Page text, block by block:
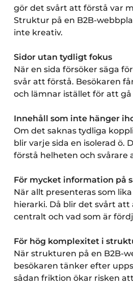
gör det svårt att förstå var
Struktur på en B2B-
inte kreativ.
Sidor utan tydligt fokus
När en sida försöker säga
svår att förstå. Besökaren
och lämnar istället för att gå
Innehåll som inte hänger
Om det saknas tydliga
blir varje sida en isolerad ö.
förstå helheten och svårare
För mycket information på
När allt presenteras som
hierarki. Då blir det svårt att
centralt och vad som är
För hög komplexitet i
När strukturen på en B2B-
besökaren tänker efter
sådan friktion ökar risken